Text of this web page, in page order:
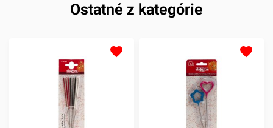
Ostatné z kategórie